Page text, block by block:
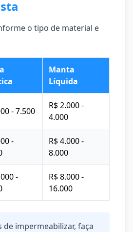
o tipo de material e
Manta
Líquida
- 7.500
R$ 2.000 -
4.000
-
R$ 4.000 -
8.000
-
R$ 8.000 -
16.000
de impermeabilizar, faça